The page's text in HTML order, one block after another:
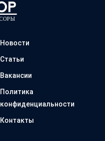
Новости
Статьи
Вакансии
Политика
конфиденциальности
Контакты